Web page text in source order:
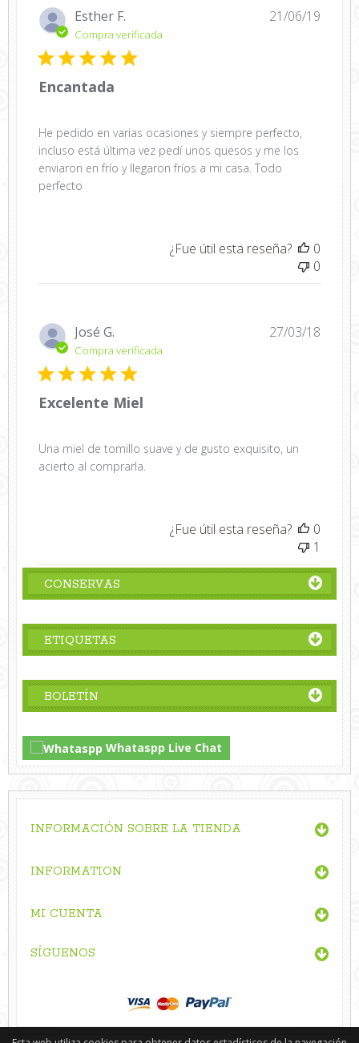
realizada
por
Título
de
comentario
personalizado
Sat
Oct
17
2020
Esther F.
Compra verificada
Encantada
He pedido en varias ocasiones y siempre perfecto,
incluso está última vez pedí unos quesos y me los
enviaron en frío y llegaron fríos a mi casa. Todo
perfecto
21/06/19
¿Fue útil esta reseña?
0
0
José G.
Compra verificada
Excelente Miel
Una miel de tomillo suave y de gusto exquisito, un
acierto al comprarla.
27/03/18
¿Fue útil esta reseña?
0
1
CONSERVAS
ETIQUETAS
BOLETÍN
Whataspp Live Chat
INFORMACIÓN SOBRE LA TIENDA
INFORMATION
MI CUENTA
SÍGUENOS